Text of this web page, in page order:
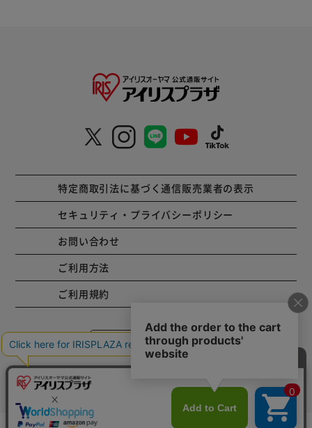
特定商取引法に基づく通信販売業者の表示
セキュリティ・プライバシーポリシー
お問い合わせ
ご利用方法
ご利用規約
コーポレートサイト
Copyright © 2001 IRISPLAZA. ALL Rights Reserved.